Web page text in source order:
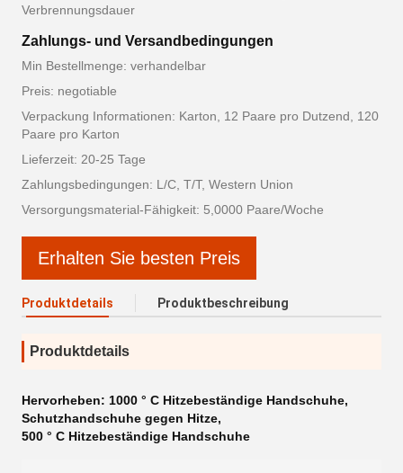
Verbrennungsdauer
Zahlungs- und Versandbedingungen
Min Bestellmenge: verhandelbar
Preis: negotiable
Verpackung Informationen: Karton, 12 Paare pro Dutzend, 120
Paare pro Karton
Lieferzeit: 20-25 Tage
Zahlungsbedingungen: L/C, T/T, Western Union
Versorgungsmaterial-Fähigkeit: 5,0000 Paare/Woche
Erhalten Sie besten Preis
Produktdetails Produktbeschreibung
Produktdetails
Hervorheben: 1000 ° C Hitzebeständige Handschuhe,
Schutzhandschuhe gegen Hitze,
500 ° C Hitzebeständige Handschuhe